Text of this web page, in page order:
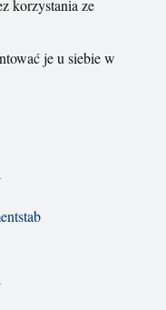
korzystania ze
je u siebie w